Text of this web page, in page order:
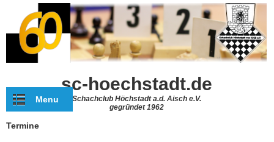
Direkt zum Inhalt
sc-hoechstadt.de
Schachclub Höchstadt a.d. Aisch e.V.
gegründet 1962
Menu
Termine